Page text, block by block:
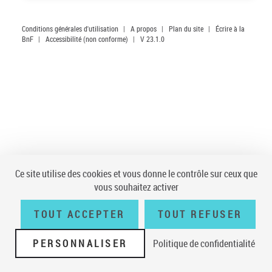
Conditions générales d'utilisation | A propos | Plan du site |
Écrire à la
BnF | Accessibilité (non conforme) | V 23.1.0
Ce site utilise des cookies et vous donne le contrôle sur ceux que
vous souhaitez activer
TOUT ACCEPTER TOUT REFUSER
PERSONNALISER Politique de confidentialité